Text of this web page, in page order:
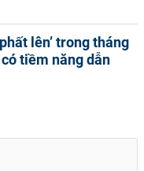
lên’ trong tháng
tiềm năng dẫn